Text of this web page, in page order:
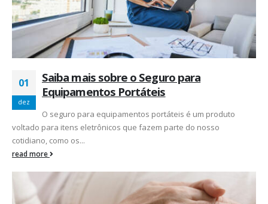
01
dez
Saiba mais sobre o Seguro para
Equipamentos Portáteis
O seguro para equipamentos portáteis é um produto
voltado para itens eletrônicos que fazem parte do nosso
cotidiano, como os...
read more